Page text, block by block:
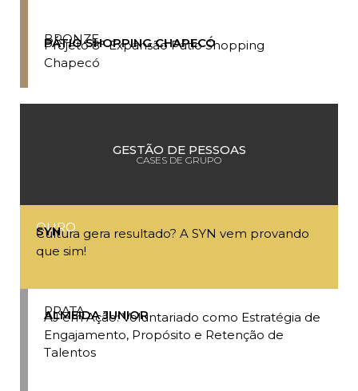
BRONZE
PÁTIO SHOPPING CHAPECÓ
Projeto 8° Expansão Pátio Shopping
Chapecó
GESTÃO DE PESSOAS
CASES DE GRUPO
OURO
SYN
Cultura gera resultado? A SYN vem provando
que sim!
PRATA
ALMEIDA JUNIOR
AJ em Ação: Voluntariado como Estratégia de
Engajamento, Propósito e Retenção de
Talentos